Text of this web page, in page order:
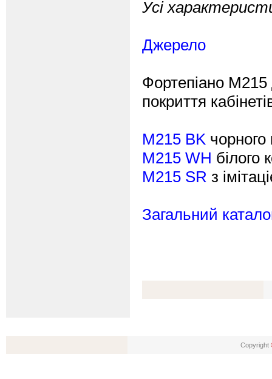
Усі
Джерело
Фортепіано
покриття
M215 BK чорного
M215 WH білого
M215 SR з
Загальний
Copyright